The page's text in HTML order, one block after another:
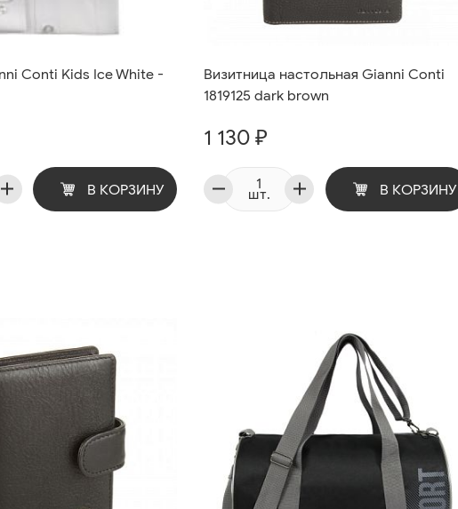
Conti Kids Ice White -
В КОРЗИНУ
Визитница настольная Gianni Conti
1819125 dark brown
1 130 ₽
шт. В КОРЗИНУ